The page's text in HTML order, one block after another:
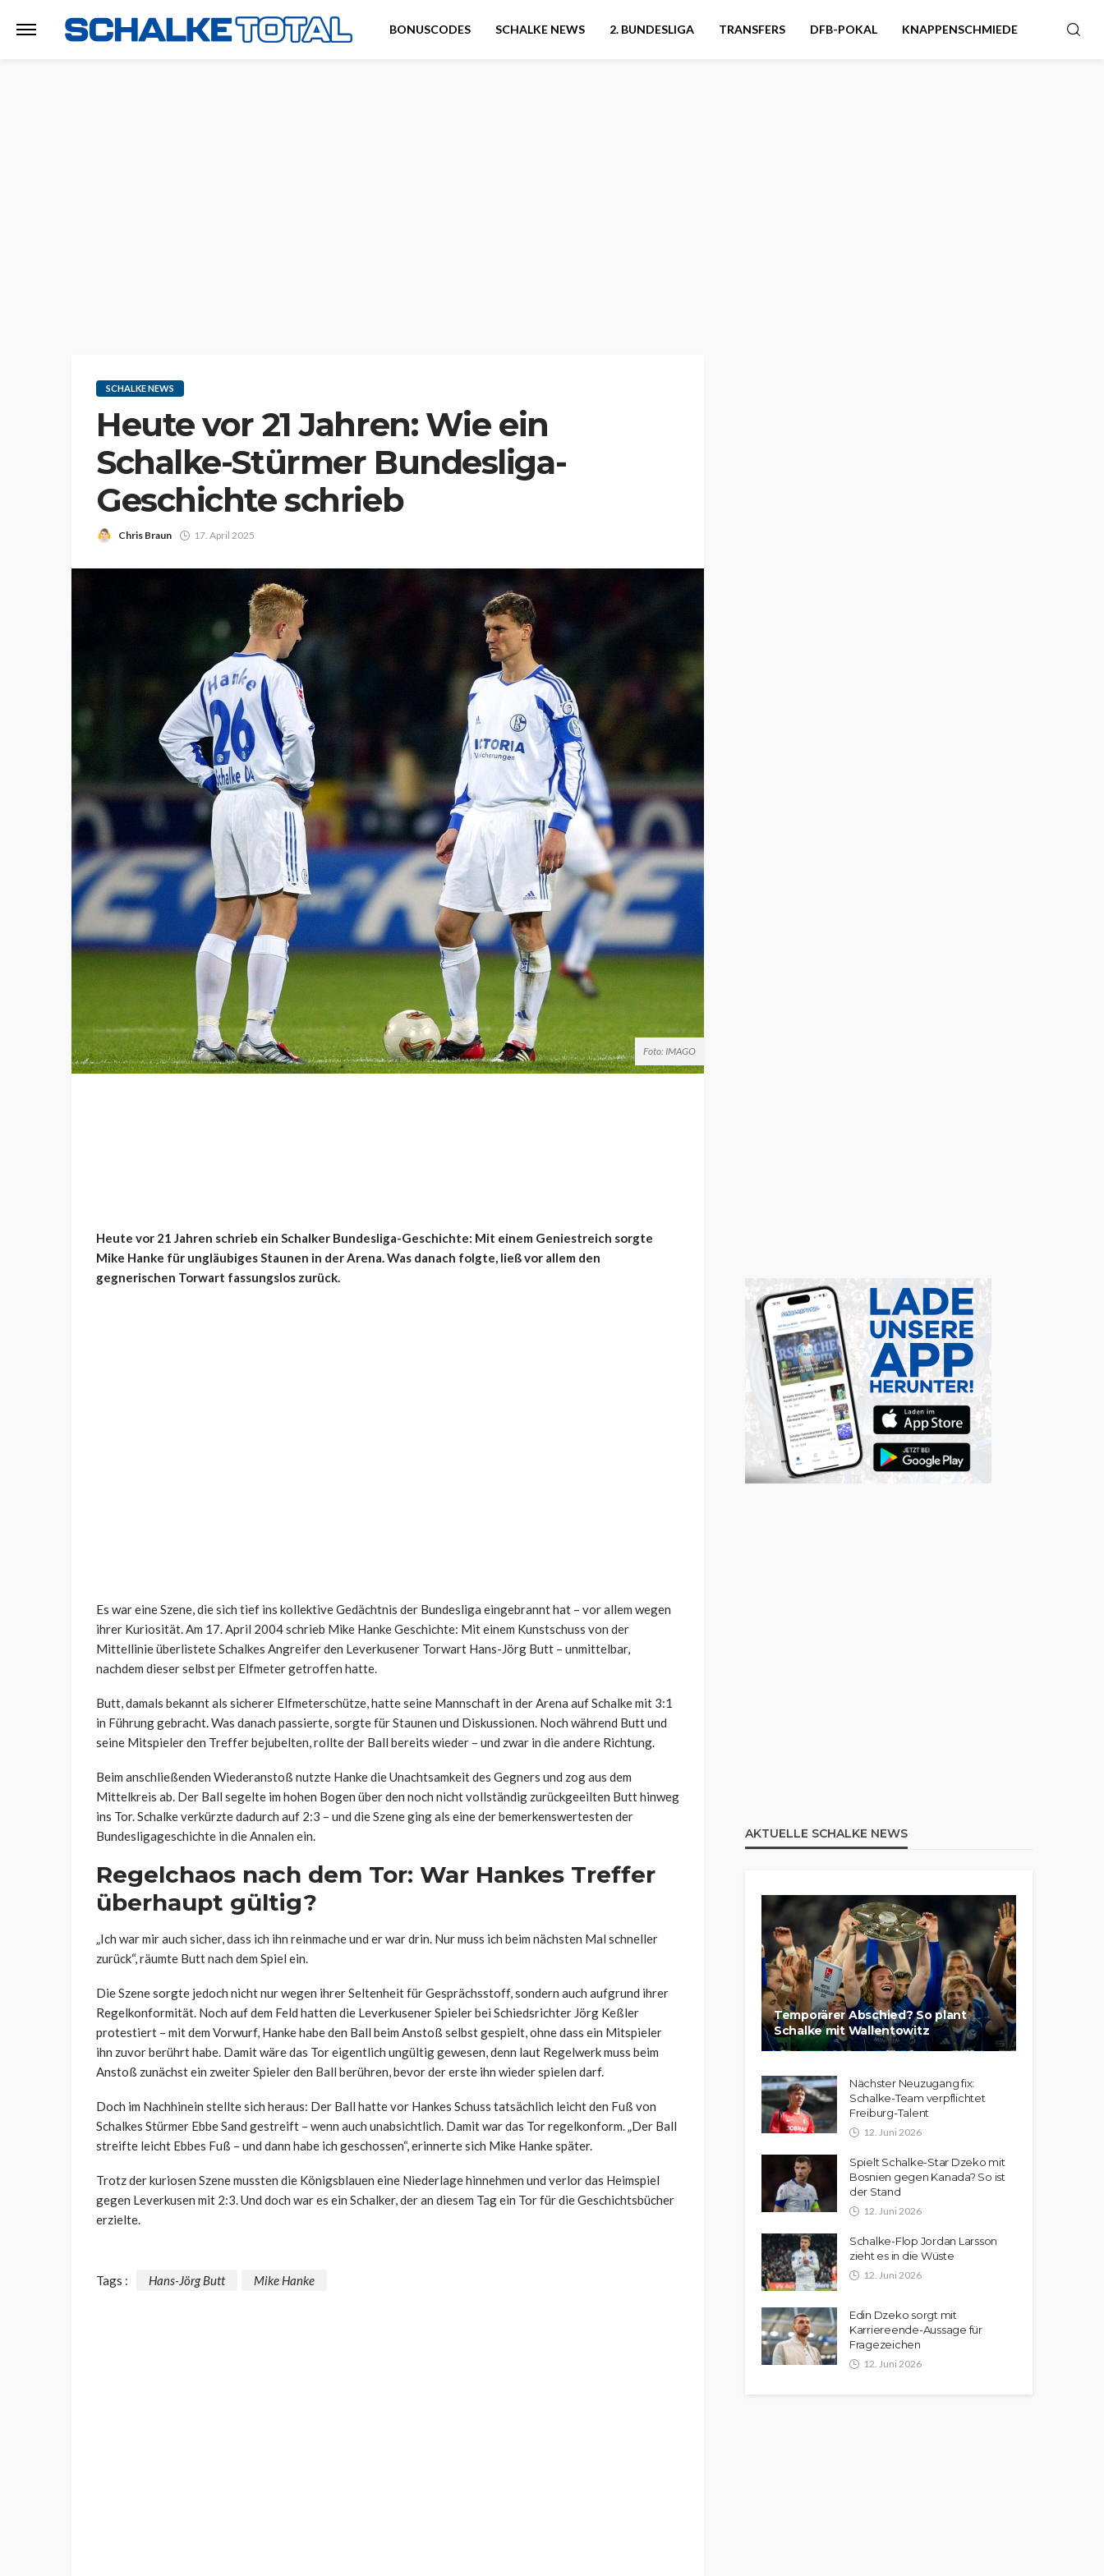
BONUSCODES SCHALKE NEWS 2. BUNDESLIGA TRANSFERS DFB-POKAL KNAPPENSCHMIEDE
SCHALKE NEWS
Heute vor 21 Jahren: Wie ein
Schalke-Stürmer Bundesliga-
Geschichte schrieb
Chris Braun 17. April 2025
Foto: IMAGO
Heute vor 21 Jahren schrieb ein Schalker Bundesliga-Geschichte: Mit einem Geniestreich sorgte
Mike Hanke für ungläubiges Staunen in der Arena. Was danach folgte, ließ vor allem den
gegnerischen Torwart fassungslos zurück.
Es war eine Szene, die sich tief ins kollektive Gedächtnis der Bundesliga eingebrannt hat – vor allem wegen
ihrer Kuriosität. Am 17. April 2004 schrieb Mike Hanke Geschichte: Mit einem Kunstschuss von der
Mittellinie überlistete Schalkes Angreifer den Leverkusener Torwart Hans-Jörg Butt – unmittelbar,
nachdem dieser selbst per Elfmeter getroffen hatte.
Butt, damals bekannt als sicherer Elfmeterschütze, hatte seine Mannschaft in der Arena auf Schalke mit 3:1
in Führung gebracht. Was danach passierte, sorgte für Staunen und Diskussionen. Noch während Butt und
seine Mitspieler den Treffer bejubelten, rollte der Ball bereits wieder – und zwar in die andere Richtung.
Beim anschließenden Wiederanstoß nutzte Hanke die Unachtsamkeit des Gegners und zog aus dem
Mittelkreis ab. Der Ball segelte im hohen Bogen über den noch nicht vollständig zurückgeeilten Butt hinweg
ins Tor. Schalke verkürzte dadurch auf 2:3 – und die Szene ging als eine der bemerkenswertesten der
Bundesligageschichte in die Annalen ein.
Regelchaos nach dem Tor: War Hankes Treffer
überhaupt gültig?
„Ich war mir auch sicher, dass ich ihn reinmache und er war drin. Nur muss ich beim nächsten Mal schneller
zurück“, räumte Butt nach dem Spiel ein.
Die Szene sorgte jedoch nicht nur wegen ihrer Seltenheit für Gesprächsstoff, sondern auch aufgrund ihrer
Regelkonformität. Noch auf dem Feld hatten die Leverkusener Spieler bei Schiedsrichter Jörg Keßler
protestiert – mit dem Vorwurf, Hanke habe den Ball beim Anstoß selbst gespielt, ohne dass ein Mitspieler
ihn zuvor berührt habe. Damit wäre das Tor eigentlich ungültig gewesen, denn laut Regelwerk muss beim
Anstoß zunächst ein zweiter Spieler den Ball berühren, bevor der erste ihn wieder spielen darf.
Doch im Nachhinein stellte sich heraus: Der Ball hatte vor Hankes Schuss tatsächlich leicht den Fuß von
Schalkes Stürmer Ebbe Sand gestreift – wenn auch unabsichtlich. Damit war das Tor regelkonform. „Der Ball
streifte leicht Ebbes Fuß – und dann habe ich geschossen“, erinnerte sich Mike Hanke später.
Trotz der kuriosen Szene mussten die Königsblauen eine Niederlage hinnehmen und verlor das Heimspiel
gegen Leverkusen mit 2:3. Und doch war es ein Schalker, der an diesem Tag ein Tor für die Geschichtsbücher
erzielte.
Tags : Hans-Jörg Butt Mike Hanke
AKTUELLE SCHALKE NEWS
Temporärer Abschied? So plant
Schalke mit Wallentowitz
Nächster Neuzugang fix:
Schalke-Team verpflichtet
Freiburg-Talent
12. Juni 2026
Spielt Schalke-Star Dzeko mit
Bosnien gegen Kanada? So ist
der Stand
12. Juni 2026
Schalke-Flop Jordan Larsson
zieht es in die Wüste
12. Juni 2026
Edin Dzeko sorgt mit
Karriereende-Aussage für
Fragezeichen
12. Juni 2026